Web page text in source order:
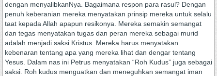
dengan menyalibkanNya. Bagaimana respon para rasul? Dengan
penuh keberanian mereka menyatakan prinsip mereka untuk selalu
taat kepada Allah apapun resikonya. Mereka semakin semangat
dan tegas menyatakan tugas dan peran mereka sebagai murid
adalah menjadi saksi Kristus. Mereka harus menyatakan
kebenaran tentang apa yang mereka lihat dan dengar tentang
Yesus. Dalam nas ini Petrus menyatakan “Roh Kudus” juga sebagai
saksi. Roh kudus menguatkan dan meneguhkan semangat iman